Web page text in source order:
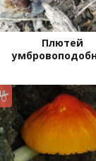
Плютей